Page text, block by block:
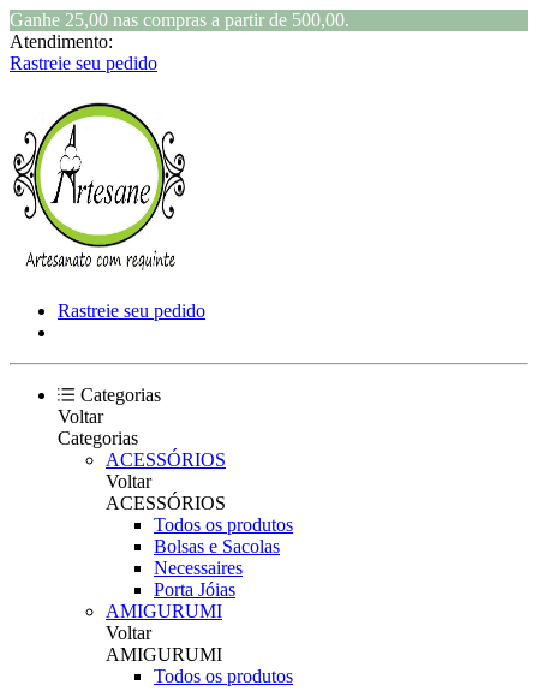
Ganhe 25,00 nas compras a partir de 500,00.
Atendimento:
Rastreie seu pedido
Rastreie seu pedido
Categorias
Voltar
Categorias
ACESSÓRIOS
Voltar
ACESSÓRIOS
Todos os produtos
Bolsas e Sacolas
Necessaires
Porta Jóias
AMIGURUMI
Voltar
AMIGURUMI
Todos os produtos